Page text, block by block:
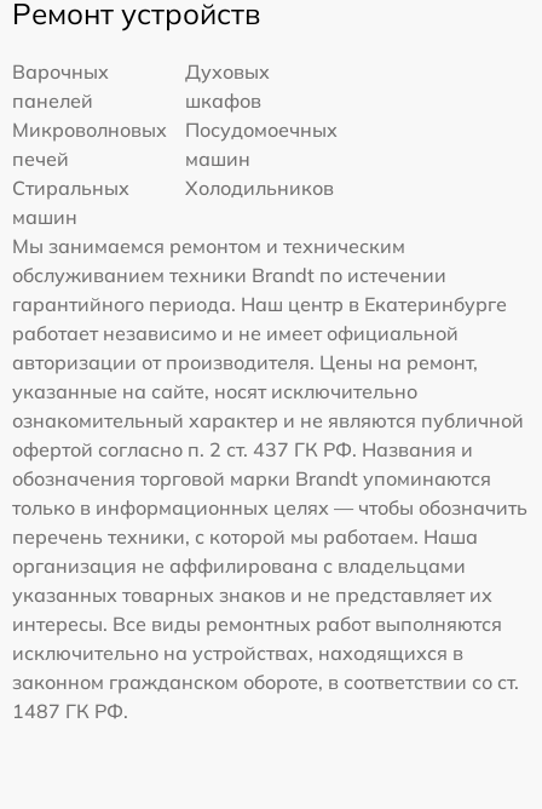
Ремонт устройств
Варочных
панелей
Духовых
шкафов
Микроволновых
печей
Посудомоечных
машин
Стиральных
машин
Холодильников
Мы занимаемся ремонтом и техническим
обслуживанием техники Brandt по истечении
гарантийного периода. Наш центр в Екатеринбурге
работает независимо и не имеет официальной
авторизации от производителя. Цены на ремонт,
указанные на сайте, носят исключительно
ознакомительный характер и не являются публичной
офертой согласно п. 2 ст. 437 ГК РФ. Названия и
обозначения торговой марки Brandt упоминаются
только в информационных целях — чтобы обозначить
перечень техники, с которой мы работаем. Наша
организация не аффилирована с владельцами
указанных товарных знаков и не представляет их
интересы. Все виды ремонтных работ выполняются
исключительно на устройствах, находящихся в
законном гражданском обороте, в соответствии со ст.
1487 ГК РФ.